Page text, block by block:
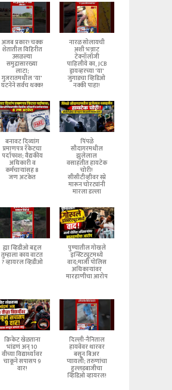
अजब प्रकार! चक्क
शेतातील विहिरीत
उसळल्या
समुद्रासारख्या
लाटा;
गुजरातमधील 'या'
घटनेने सर्वच थक्क!
नारळ सोलायची
अशी भन्नाट
टेक्नॉलॉजी
पाहिलीये का, JCB
ड्रायव्हरच्या 'या'
जुगाडचा व्हिडिओ
नक्की पाहा!
बनावट दिव्यांग
प्रमाणपत्र रॅकेटचा
पर्दाफाश; वैद्यकीय
अधिकारी व
कर्मचाऱ्यांसह 8
जण अटकेत
पिंपळे
सौदागरमधील
झुलेलाल
वसाहतीत हायटेक
चोरी!
सीसीटीव्हीवर स्प्रे
मारून चोरट्यांनी
मारला डल्ला
ह्या व्हिडीओ बद्दल
तुम्हाला काय वाटत
? व्हायरल व्हिडीओ
पुण्यातील गोखले
इन्स्टिट्यूटमध्ये
वाद;माजी पोलिस
अधिकाऱ्यांवर
मारहाणीचा आरोप
क्रिकेट खेळताना
भांडणं अन् 10
वीच्या विद्यार्थ्यावर
चाकूने सपासप 9
वार!
दिल्ली-नैनिताल
हायवेवर थारवर
बसून बिअर
प्यायली; तरुणांचा
हुल्लडबाजीचा
व्हिडिओ व्हायरल!